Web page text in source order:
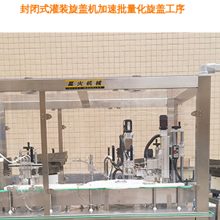
封闭式灌装旋盖机加速批量化旋盖工序